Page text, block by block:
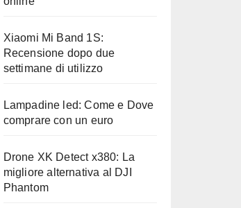
Xiaomi Mi Band 1S:
Recensione dopo due
settimane di utilizzo
Lampadine led: Come e Dove
comprare con un euro
Drone XK Detect x380: La
migliore alternativa al DJI
Phantom